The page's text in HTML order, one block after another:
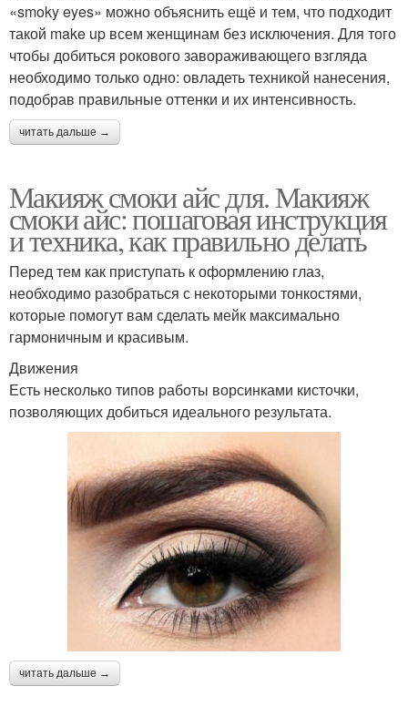
«smoky eyes» можно объяснить ещё и тем, что подходит
такой make up всем женщинам без исключения. Для того
чтобы добиться рокового завораживающего взгляда
необходимо только одно: овладеть техникой нанесения,
подобрав правильные оттенки и их интенсивность.
читать дальше →
Макияж смоки айс для. Макияж
смоки айс: пошаговая инструкция
и техника, как правильно делать
Перед тем как приступать к оформлению глаз,
необходимо разобраться с некоторыми тонкостями,
которые помогут вам сделать мейк максимально
гармоничным и красивым.
Движения
Есть несколько типов работы ворсинками кисточки,
позволяющих добиться идеального результата.
читать дальше →